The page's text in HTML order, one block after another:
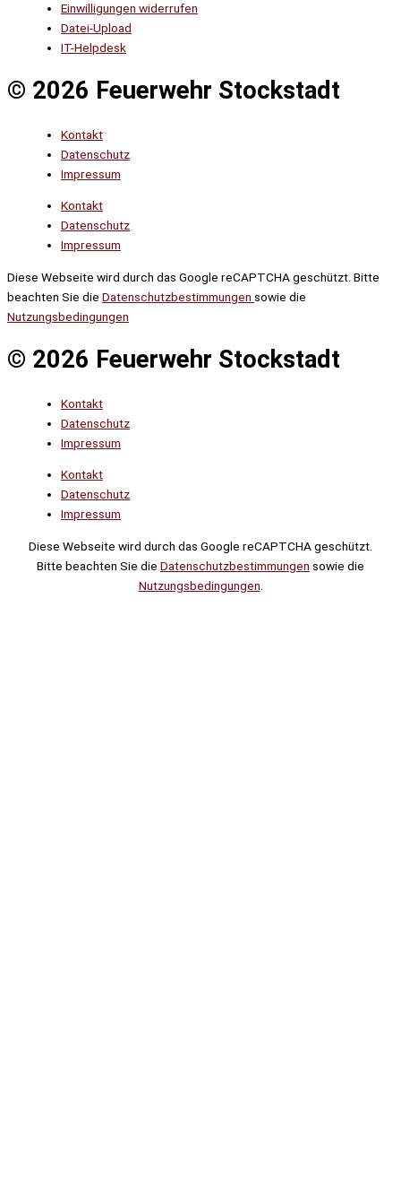
Einwilligungen widerrufen
Datei-Upload
IT-Helpdesk
© 2026 Feuerwehr Stockstadt
Kontakt
Datenschutz
Impressum
Kontakt
Datenschutz
Impressum
Diese Webseite wird durch das Google reCAPTCHA geschützt. Bitte
beachten Sie die Datenschutzbestimmungen sowie die
Nutzungsbedingungen
© 2026 Feuerwehr Stockstadt
Kontakt
Datenschutz
Impressum
Kontakt
Datenschutz
Impressum
Diese Webseite wird durch das Google reCAPTCHA geschützt.
Bitte beachten Sie die Datenschutzbestimmungen sowie die
Nutzungsbedingungen